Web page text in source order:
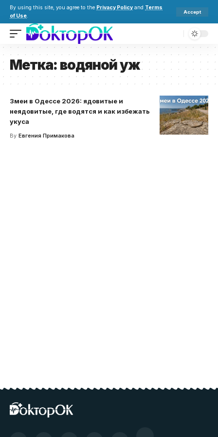
By using this site, you agree to the Privacy Policy and Terms
of Use.
Accept
Метка: водяной уж
Змеи в Одессе 2026: ядовитые и
неядовитые, где водятся и как избежать
укуса
By Евгения Примакова